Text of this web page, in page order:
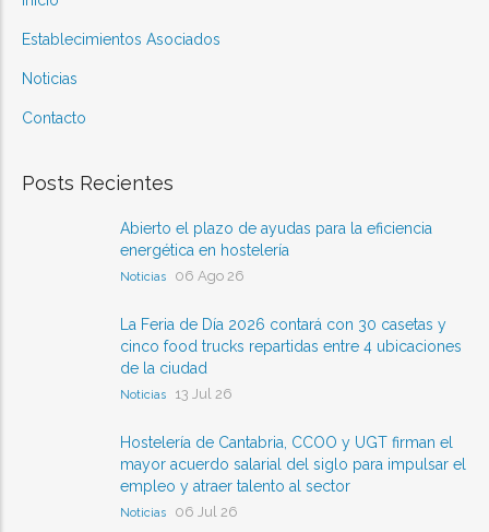
Establecimientos Asociados
Noticias
Contacto
Posts Recientes
Abierto el plazo de ayudas para la eficiencia
energética en hostelería
Noticias 06 Ago 26
La Feria de Día 2026 contará con 30 casetas y
cinco food trucks repartidas entre 4 ubicaciones
de la ciudad
Noticias 13 Jul 26
Hostelería de Cantabria, CCOO y UGT firman el
mayor acuerdo salarial del siglo para impulsar el
empleo y atraer talento al sector
Noticias 06 Jul 26